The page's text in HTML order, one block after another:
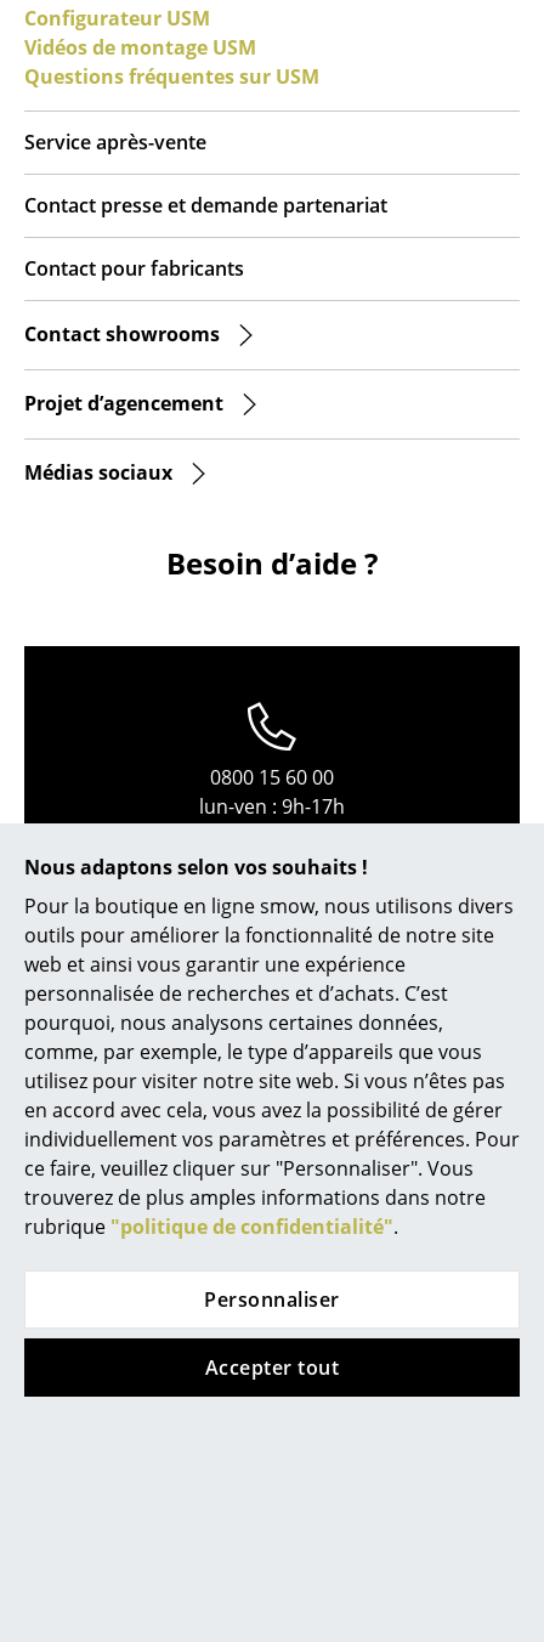
Nous adaptons selon vos souhaits !
Pour la boutique en ligne smow, nous utilisons divers
outils pour améliorer la fonctionnalité de notre site
web et ainsi vous garantir une expérience
personnalisée de recherches et d’achats. C’est
pourquoi, nous analysons certaines données,
comme, par exemple, le type d’appareils que vous
utilisez pour visiter notre site web. Si vous n’êtes pas
en accord avec cela, vous avez la possibilité de gérer
individuellement vos paramètres et préférences. Pour
ce faire, veuillez cliquer sur "Personnaliser". Vous
trouverez de plus amples informations dans notre
rubrique "politique de confidentialité".
Personnaliser
Accepter tout
Pièces détachées
... voir toutes les tables
Rangements
Bibliothèques
Étagères murales
Buffets & Commodes
Meubles de bar
Petits rangements
Suspensions & Plafonniers
Lampes de table
Lampes de bureau
Lampadaires et Liseuses
Lampes de sol
Appliques murales
Luminaires d’extérieur
Lampes sans fil
... voir tous les luminaires
Lits
Lits doubles
Lits simples
Configurateur USM
Vidéos de montage USM
Questions fréquentes sur USM
Service après-vente
Contact presse et demande partenariat
Contact pour fabricants
Contact showrooms
Projet d’agencement
Médias sociaux
Besoin d’aide ?
0800 15 60 00
lun-ven : 9h-17h
service@smow.ch
Contacter showroom